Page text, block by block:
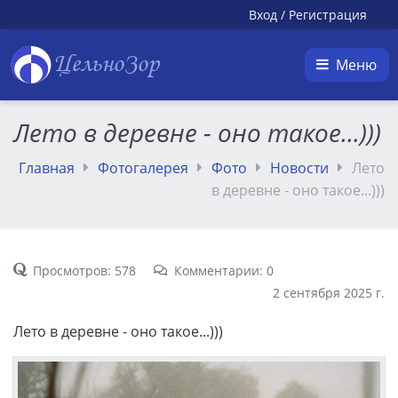
Вход / Регистрация
ЦельноЗор Меню
Лето в деревне - оно такое...)))
Главная Фотогалерея Фото Новости
Лето
в деревне - оно такое...)))
Просмотров: 578
Комментарии: 0
2 сентября 2025 г.
Лето в деревне - оно такое...)))